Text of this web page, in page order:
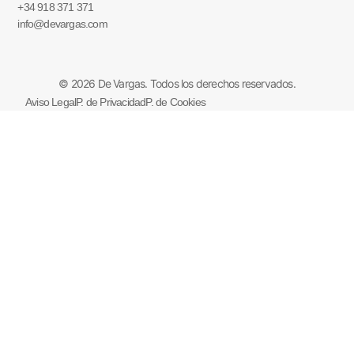
+34 918 371 371
info@devargas.com
© 2026 De Vargas. Todos los derechos reservados.
Aviso LegalP. de PrivacidadP. de Cookies